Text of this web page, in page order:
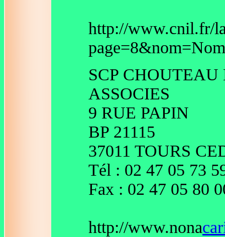
http://www.cnil.fr/
SCP
ASSOCIES
9 RUE PAPIN
BP 21115
37011 TOURS
Tél : 02 47 05 73
Fax : 02 47 05 80
http://www.nona